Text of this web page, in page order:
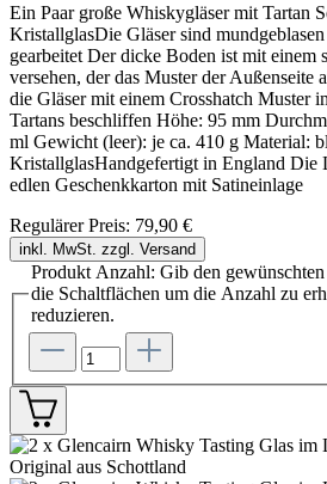
Ein Paar große Whiskygläser mit Tartan
KristallglasDie Gläser sind
gearbeitet Der dicke Boden ist mit einem
versehen, der das Muster der Außenseite
die Gläser mit einem Crosshatch Muster
Tartans beschliffen Höhe: 95 mm
ml Gewicht (leer): je ca. 410 g Material:
KristallglasHandgefertigt in England Die
edlen Geschenkkarton mit Satineinlage
Regulärer Preis: 79,90 €
inkl. MwSt. zzgl. Versand
Produkt Anzahl: Gib den
die Schaltflächen um die Anzahl zu
reduzieren.